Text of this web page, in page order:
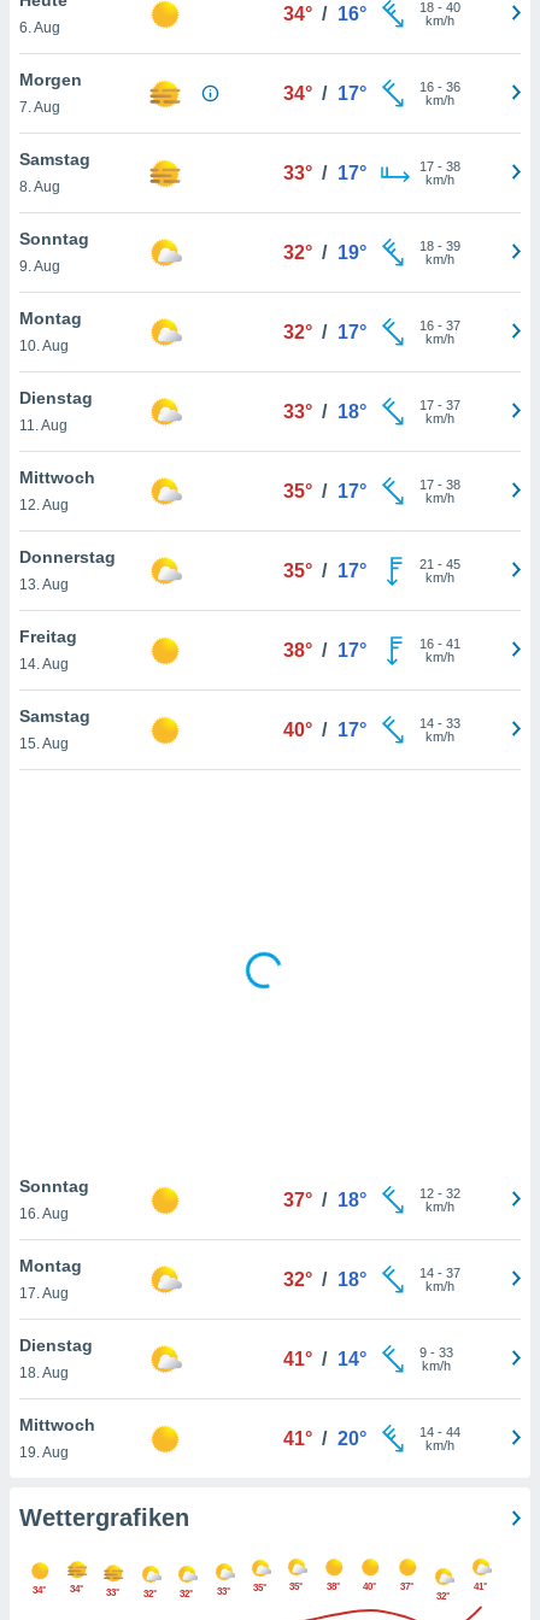
oder
Partner
es uns
das
der
Profil zu
Ihnen
finden
. Sie
jederzeit
Rand
können
von
und
klicken.
und
6. Aug
34° / 16° 18- 40
km/h
Morgen
7. Aug
34° / 17° 16- 36
km/h
Samstag
8. Aug
33° / 17° 17- 38
km/h
Sonntag
9. Aug
32° / 19° 18- 39
km/h
Montag
10. Aug
32° / 17° 16- 37
km/h
Dienstag
11. Aug
33° / 18° 17- 37
km/h
Mittwoch
12. Aug
35° / 17° 17- 38
km/h
Donnerstag
13. Aug
35° / 17° 21 - 45
km/h
Freitag
14. Aug
38° / 17° 16- 41
km/h
Samstag
15. Aug
40° / 17° 14- 33
km/h
Sonntag
16. Aug
37° / 18° 12- 32
km/h
Montag
17. Aug
32° / 18° 14- 37
km/h
Dienstag
18. Aug
41° / 14° 9- 33
km/h
Mittwoch
19. Aug
41° / 20° 14- 44
km/h
Wettergrafiken
34° 34° 33° 32° 32° 33° 35° 35° 38° 40°
37°
32°
41°